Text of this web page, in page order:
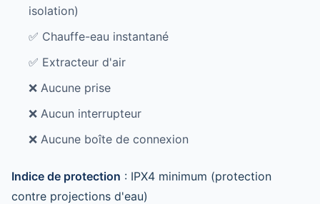
isolation)
✅ Chauffe-eau instantané
✅ Extracteur d'air
❌ Aucune prise
❌ Aucun interrupteur
❌ Aucune boîte de connexion
Indice de protection : IPX4 minimum (protection
contre projections d'eau)